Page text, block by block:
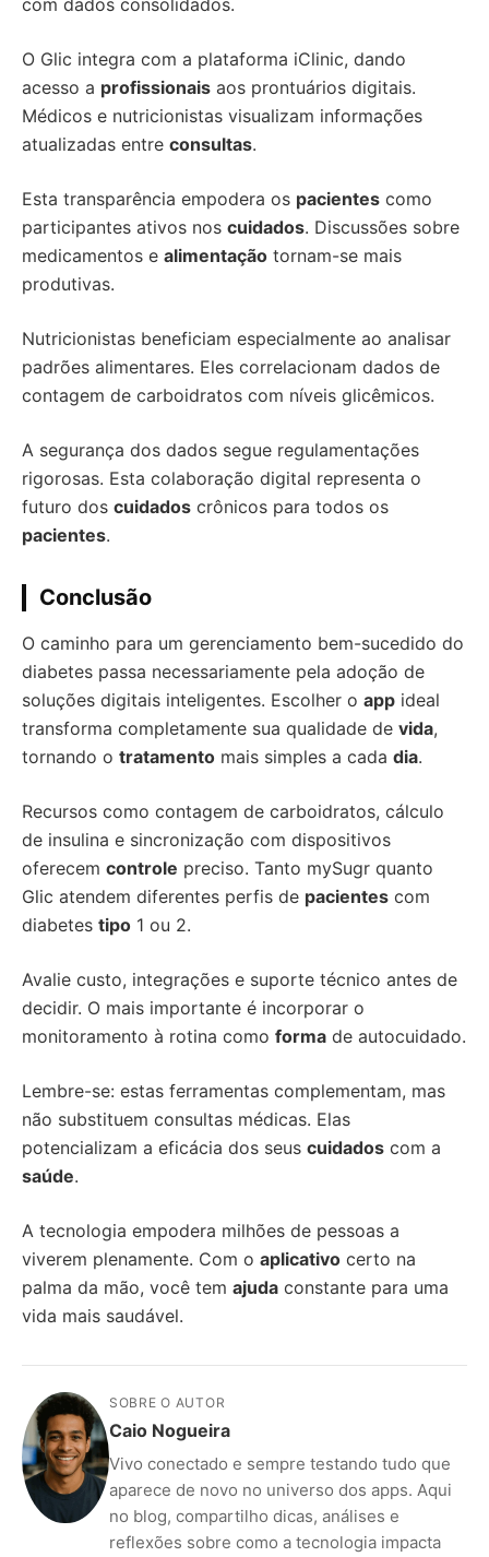
com dados consolidados.
O Glic integra com a plataforma iClinic, dando
acesso a profissionais aos prontuários digitais.
Médicos e nutricionistas visualizam informações
atualizadas entre consultas.
Esta transparência empodera os pacientes como
participantes ativos nos cuidados. Discussões sobre
medicamentos e alimentação tornam-se mais
produtivas.
Nutricionistas beneficiam especialmente ao analisar
padrões alimentares. Eles correlacionam dados de
contagem de carboidratos com níveis glicêmicos.
A segurança dos dados segue regulamentações
rigorosas. Esta colaboração digital representa o
futuro dos cuidados crônicos para todos os
pacientes.
Conclusão
O caminho para um gerenciamento bem-sucedido do
diabetes passa necessariamente pela adoção de
soluções digitais inteligentes. Escolher o app ideal
transforma completamente sua qualidade de vida,
tornando o tratamento mais simples a cada dia.
Recursos como contagem de carboidratos, cálculo
de insulina e sincronização com dispositivos
oferecem controle preciso. Tanto mySugr quanto
Glic atendem diferentes perfis de pacientes com
diabetes tipo 1 ou 2.
Avalie custo, integrações e suporte técnico antes de
decidir. O mais importante é incorporar o
monitoramento à rotina como forma de autocuidado.
Lembre-se: estas ferramentas complementam, mas
não substituem consultas médicas. Elas
potencializam a eficácia dos seus cuidados com a
saúde.
A tecnologia empodera milhões de pessoas a
viverem plenamente. Com o aplicativo certo na
palma da mão, você tem ajuda constante para uma
vida mais saudável.
SOBRE O AUTOR
Caio Nogueira
Vivo conectado e sempre testando tudo que
aparece de novo no universo dos apps. Aqui
no blog, compartilho dicas, análises e
reflexões sobre como a tecnologia impacta